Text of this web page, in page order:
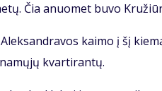
Čia anuo­met bu­vo
kai­mo į šį
kvar­ti­ran­tų.